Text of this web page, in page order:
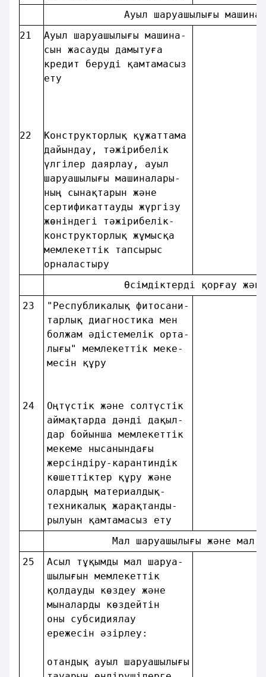
Ауыл шаруашылығы
21
22
Ауыл шаруашылығы машина-
сын жасауды дамытуға
кредит берудi қамтамасыз
ету
Конструкторлық құжаттама
дайындау, тәжiрибелiк
үлгiлер даярлау, ауыл
шаруашылығы машиналары-
ның сынақтарын және
сертификаттауды жүргiзу
жөніндегі тәжiрибелiк-
конструкторлық жұмысқа
мемлекеттік тапсырыс
орналастыру
Өсiмдiктердi қорғау
23
24
"Республикалық фитосани-
тарлық диагностика мен
болжам әдiстемелiк орта-
лығы" мемлекеттік меке-
месiн құру
Оңтүстiк және солтүстiк
аймақтарда дәндi дақыл-
дар бойынша мемлекеттік
мекеме нысанындағы
жерсіндіру-карантиндік
көшеттіктер құру және
олардың материалдық-
техникалық жарақтанды-
рылуын қамтамасыз ету
Мал шаруашылығы және
25
Асыл тұқымды мал шаруа-
шылығын мемлекеттік
қолдауды көздеу және
мыналарды көздейтiн
оны субсидиялау
ережесін әзiрлеу:
отандық ауыл шаруашылығы